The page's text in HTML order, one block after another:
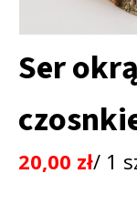
Ser
20,00 zł/ 1